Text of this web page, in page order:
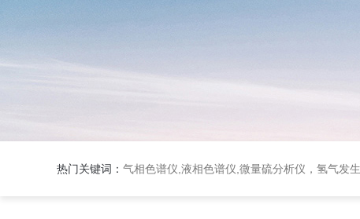
热门关键词： 气相色谱仪,液相色谱仪,微量硫分析仪，氢气发生器，氮气发生器，空气发生器，色谱耗件（N2000色谱工作站，